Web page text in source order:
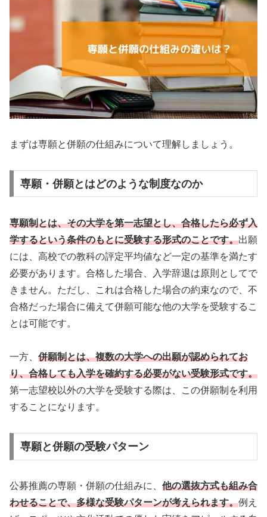
まずは専願と併願の仕組みについて理解しましょう。
専願・併願とはどのような制度なのか
専願制とは、その大学を第一志望とし、合格したら必ず入
学するという条件のもとに受験する形式のことです。出願
には、高校での教科の評定平均値など一定の基準を満たす
必要があります。合格した場合、入学辞退は原則としてで
きません。ただし、これは合格した場合の約束なので、不
合格だった場合に備えて併願可能な他の大学を受験するこ
とは可能です。
一方、 併願制とは、複数の大学への出願が認められてお
り、合格しても入学を確約する必要がない受験形式です。
第一志望校以外の大学を受験する際は、この併願制を利用
することになります。
専願と併願の受験パターン
公募推薦の専願・併願の仕組みに、 他の選抜方式も組み合
わせることで、多様な受験パターンが考えられます。例え